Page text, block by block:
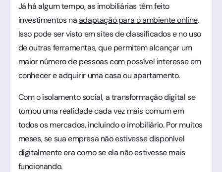
Já há algum tempo, as imobiliárias têm feito
investimentos naadaptação para o ambiente online.
Isso pode ser visto em sites de classificados e no uso
de outras ferramentas, que permitem alcançar um
maior número de pessoas com possível interesse em
conhecer e adquirir uma casa ou apartamento.
Com o isolamento social, a transformação digital se
tornou uma realidade cada vez mais comum em
todos os mercados, incluindo o imobiliário. Por muitos
meses, se sua empresa não estivesse disponível
digitalmente era como se ela não estivesse mais
funcionando.